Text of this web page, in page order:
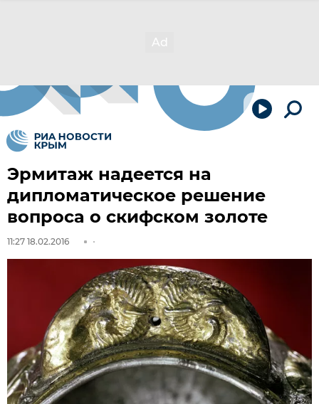
Эрмитаж надеется на
дипломатическое решение
вопроса о скифском золоте
11:27 18.02.2016